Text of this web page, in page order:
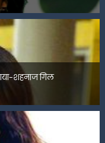
शहनाज गिल